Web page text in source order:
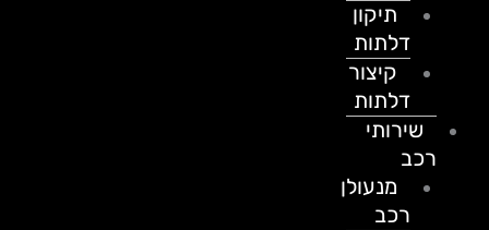
תיקון
דלתות
קיצור
דלתות
שירותי
מנעולן